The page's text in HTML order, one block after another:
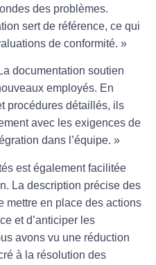
des problèmes.
sert de référence, ce qui
de conformité. »
documentation soutien
employés. En
procédures détaillés, ils
avec les exigences de
dans l’équipe. »
est également facilitée
La description précise des
mettre en place des actions
et d’anticiper les
avons vu une réduction
à la résolution des